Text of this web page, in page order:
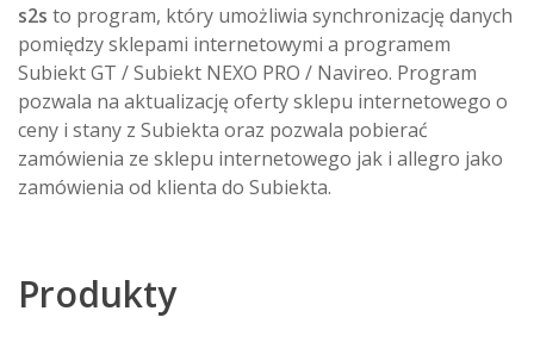
s2s to program, który umożliwia synchronizację danych
pomiędzy sklepami internetowymi a programem
Subiekt GT / Subiekt NEXO PRO / Navireo. Program
pozwala na aktualizację oferty sklepu internetowego o
ceny i stany z Subiekta oraz pozwala pobierać
zamówienia ze sklepu internetowego jak i allegro jako
zamówienia od klienta do Subiekta.
Produkty